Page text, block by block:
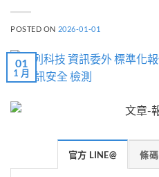
POSTED ON 2026-01-01
01
1 月
官方 LINE@ 條碼